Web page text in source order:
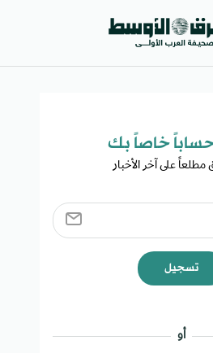
خاصاً بك​
على آخر الأخبار
تسجيل
أو